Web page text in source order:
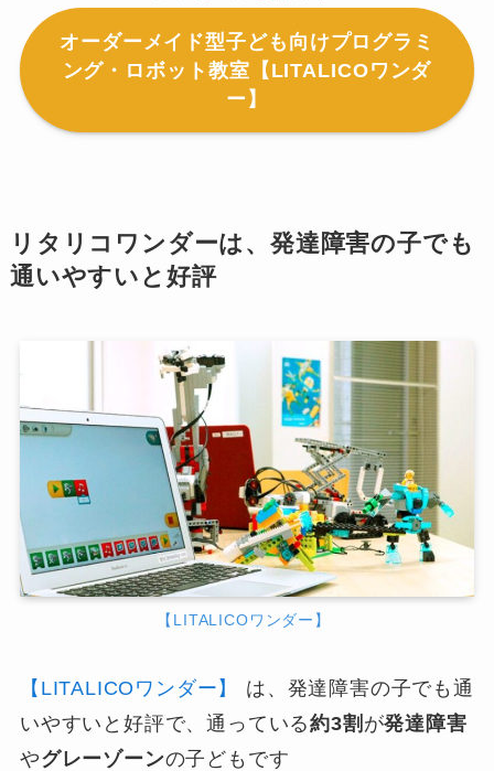
オーダーメイド型子ども向けプログラミ
ング・ロボット教室【LITALICOワンダ
ー】
リタリコワンダーは、発達障害の子でも
通いやすいと好評
【LITALICOワンダー】
【LITALICOワンダー】
は、発達障害の子でも通
いやすいと好評で、通っている約3割 が発達障害
やグレーゾーンの子どもです